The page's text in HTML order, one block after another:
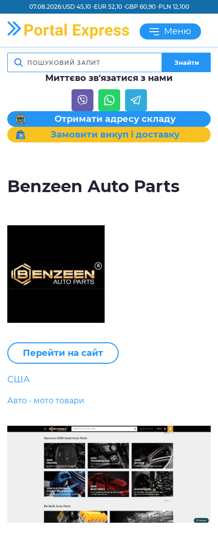
07.08.2026:USD 45,10 ·EUR 52,10 ·GBP 60,90 ·PLN 12,100
Меню
Знайти
Миттєво зв'язатися з нами
Отримати адресу складу
Замовити викуп і доставку
Benzeen Auto Parts
Перейти на сайт
США
Авто - мото товари